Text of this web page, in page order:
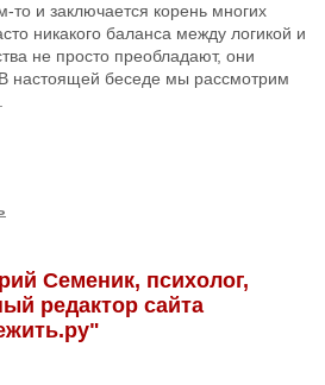
то и заключается корень многих
никакого баланса между логикой и
не просто преобладают, они
беседе мы рассмотрим
Семеник, психолог,
редактор сайта